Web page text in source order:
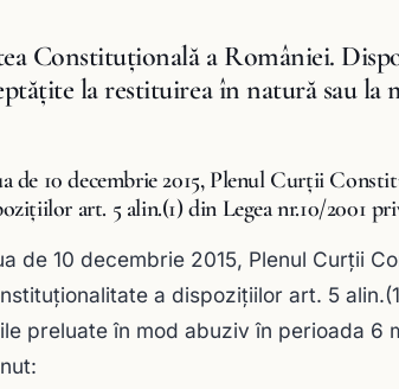
Constituţională a României.
la restituirea în natură sau la
de 10 decembrie 2015, Plenul Curții
art. 5 alin.(1) din Legea nr.10/2001
de 10 decembrie 2015, Plenul Curții
a dispozițiilor art. 5
preluate în mod abuziv în perioada 6